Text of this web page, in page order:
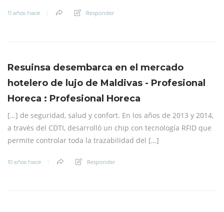
11 años hace Responder
Resuinsa desembarca en el mercado
hotelero de lujo de Maldivas - Profesional
Horeca : Profesional Horeca
[…] de seguridad, salud y confort. En los años de 2013 y 2014,
a través del CDTI, desarrolló un chip con tecnología RFID que
permite controlar toda la trazabilidad del […]
10 años hace Responder